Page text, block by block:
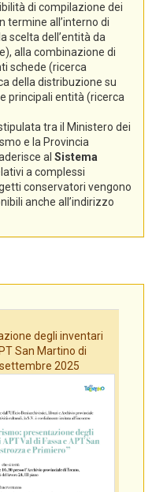
di compilazione dei
termine all’interno di
scelta dell’entità da
alla combinazione di
schede (ricerca
della distribuzione su
principali entità (ricerca
tra il Ministero dei
e la Provincia
al Sistema
a complessi
conservatori vengono
anche all’indirizzo
degli inventari
San Martino di
2025